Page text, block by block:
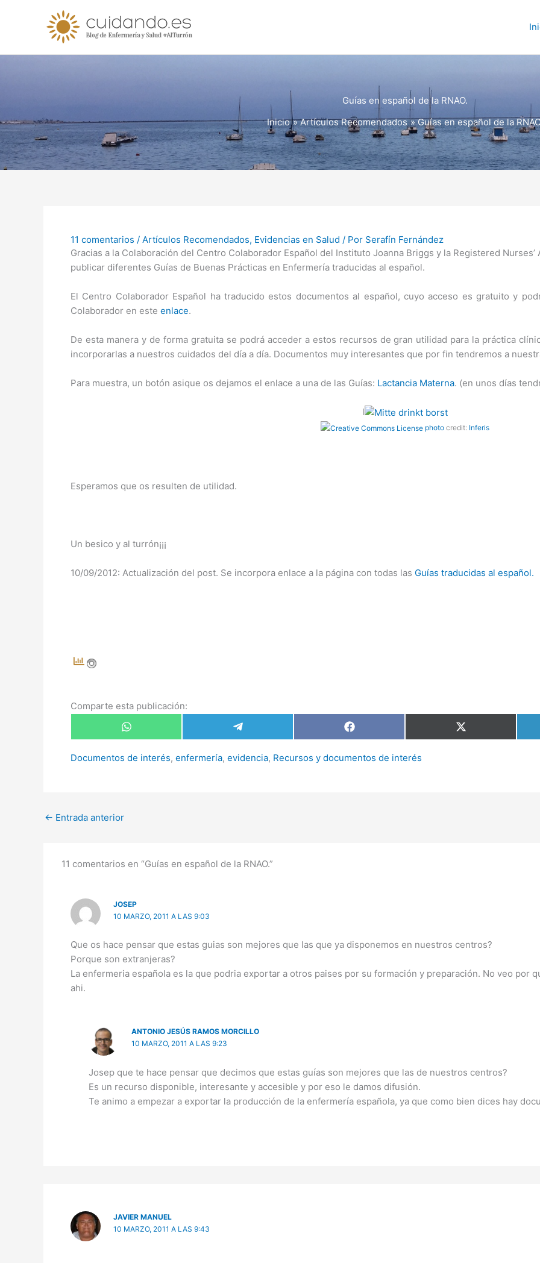
Guías en español de la RNAO.
Inicio
Artículos Recomendados Guías en español de la
11 comentarios / Artículos Recomendados, Evidencias en Salud / Por Serafín Fernández
Gracias a la Colaboración del Centro Colaborador Español del Instituto Joanna Briggs y la Registered Nurses’
publicar diferentes Guías de Buenas Prácticas en Enfermería traducidas al español.
El Centro Colaborador Español ha traducido estos documentos al español, cuyo acceso es gratuito y
Colaborador en este enlace.
De esta manera y de forma gratuita se podrá acceder a estos recursos de gran utilidad para la práctica
incorporarlas a nuestros cuidados del día a día. Documentos muy interesantes que por fin tendremos a
Para muestra, un botón asique os dejamos el enlace a una de las Guías: Lactancia Materna. (en unos días
l
photo credit: Inferis
Esperamos que os resulten de utilidad.
Un besico y al turrón¡¡¡
10/09/2012: Actualización del post. Se incorpora enlace a la página con todas las Guías traducidas al español.
Comparte esta publicación:
Compartir
en
Compartir
en
Compartir
en
Compartir
en
Documentos de interés, enfermería, evidencia, Recursos y documentos de interés
← Entrada anterior
11 comentarios en “Guías en español de la RNAO.”
JOSEP
10 MARZO, 2011 A LAS 9:03
Que os hace pensar que estas guias son mejores que las que ya disponemos en nuestros centros?
Porque son extranjeras?
La enfermeria española es la que podria exportar a otros paises por su formación y preparación. No veo por
ahi.
ANTONIO JESÚS RAMOS MORCILLO
10 MARZO, 2011 A LAS 9:23
Josep que te hace pensar que decimos que estas guías son mejores que las de nuestros centros?
Es un recurso disponible, interesante y accesible y por eso le damos difusión.
Te animo a empezar a exportar la producción de la enfermería española, ya que como bien dices hay
JAVIER MANUEL
10 MARZO, 2011 A LAS 9:43